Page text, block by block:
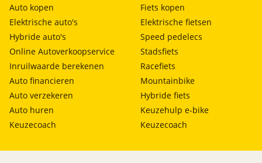
Auto kopen
Elektrische auto's
Hybride auto's
Online Autoverkoopservice
Inruilwaarde berekenen
Auto financieren
Auto verzekeren
Auto huren
Keuzecoach
Fiets kopen
Elektrische fietsen
Speed pedelecs
Stadsfiets
Racefiets
Mountainbike
Hybride fiets
Keuzehulp e-bike
Keuzecoach